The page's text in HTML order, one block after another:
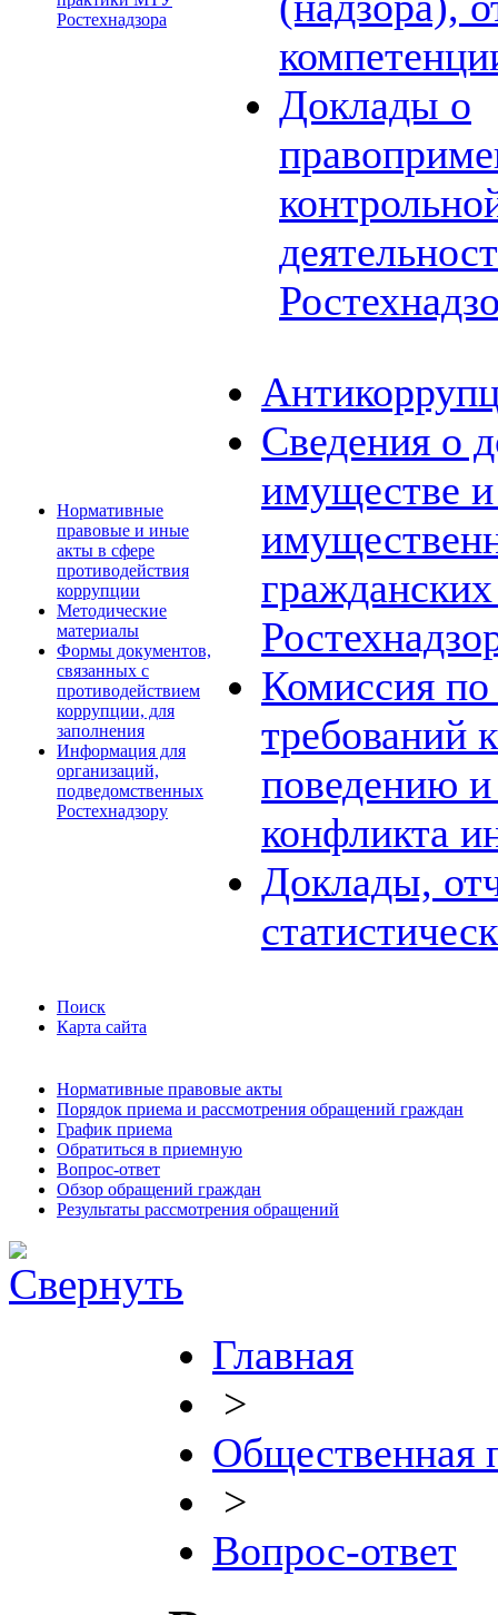
Ростехнадзора
Доклады о
Нормативные
правовые и иные
акты в сфере
противодействия
коррупции
Методические
материалы
Формы документов,
связанных с
противодействием
коррупции, для
заполнения
Информация для
организаций,
подведомственных
Ростехнадзору
Сведения о
имуществе и
Комиссия
требований
поведению
конфликта
Доклады,
Поиск
Карта сайта
Нормативные правовые акты
Порядок приема и рассмотрения обращений граждан
График приема
Обратиться в приемную
Вопрос-ответ
Обзор обращений граждан
Результаты рассмотрения обращений
Главная
>
Общественная
>
Вопрос-ответ